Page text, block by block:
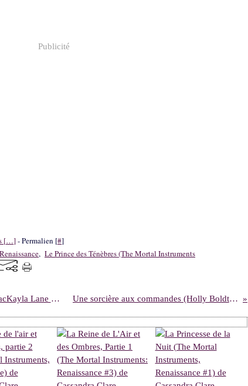
Publicité
[…]- Permalien [#]
Renaissance, Le Prince des Ténèbres (The Mortal Instruments
Fièvre rouge (Les chroniques de MacKayla Lane #2) de Karen Marie Moning Une sorcière aux commandes (Holly Boldt #1) de Danielle Garrett